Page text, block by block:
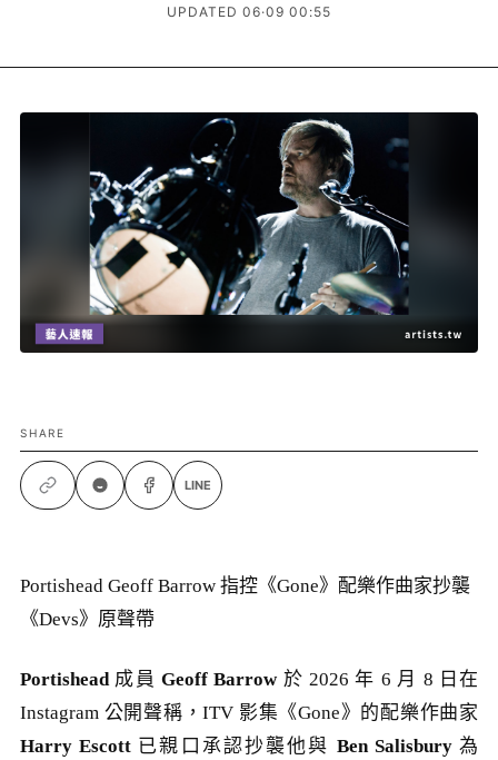
UPDATED 06·09 00:55
SHARE
LINE
Portishead Geoff Barrow 指控《Gone》配樂作曲家抄襲
《Devs》原聲帶
Portishead成員 Geoff Barrow於 2026 年 6 月 8 日在
Instagram 公開聲稱，ITV 影集《Gone》的配樂作曲家
Harry Escott 已親口承認抄襲他與 Ben Salisbury為